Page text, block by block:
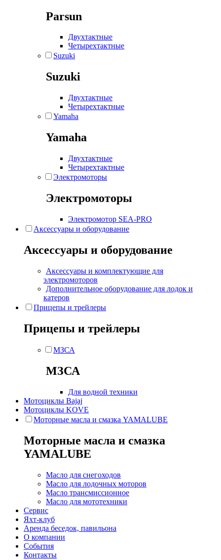
Parsun
Двухтактные
Четырехтактные
Suzuki
Suzuki
Двухтактные
Четырехтактные
Yamaha
Yamaha
Двухтактные
Четырехтактные
Электромоторы
Электромоторы
Электромотор SEA-PRO
Аксессуары и оборудование
Аксессуары и оборудование
Аксессуары и комплектующие для
электромоторов
Дополнительное оборудование для лодок и
катеров
Прицепы и трейлеры
Прицепы и трейлеры
МЗСА
МЗСА
Для водной техники
Мотоциклы Bajaj
Мотоциклы KOVE
Моторные масла и смазка YAMALUBE
Моторные масла и смазка
YAMALUBE
Масло для снегоходов
Масло для лодочных моторов
Масло трансмиссионное
Масло для мототехники
Сервис
Яхт-клуб
Аренда беседок, павильона
О компании
События
Контакты